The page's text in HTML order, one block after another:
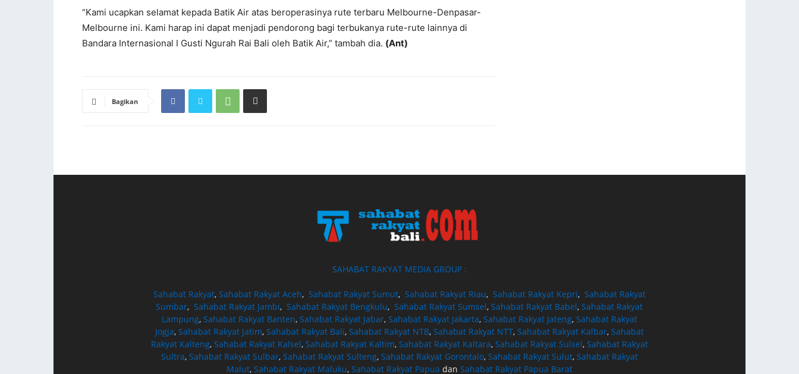
“Kami ucapkan selamat kepada Batik Air atas beroperasinya rute terbaru Melbourne-Denpasar-
Melbourne ini. Kami harap ini dapat menjadi pendorong bagi terbukanya rute-rute lainnya di
Bandara Internasional I Gusti Ngurah Rai Bali oleh Batik Air,” tambah dia. (Ant)
Bagikan
SAHABAT RAKYAT MEDIA GROUP :
Sahabat Rakyat, Sahabat Rakyat Aceh, Sahabat Rakyat Sumut, Sahabat Rakyat Riau, Sahabat Rakyat Kepri, Sahabat Rakyat
Sumbar,Sahabat Rakyat Jambi,Sahabat Rakyat Bengkulu,Sahabat Rakyat Sumsel,Sahabat Rakyat Babel,Sahabat Rakyat
Lampung, Sahabat Rakyat Banten, Sahabat Rakyat Jabar, Sahabat Rakyat Jakarta, Sahabat Rakyat Jateng, Sahabat Rakyat
Jogja, Sahabat Rakyat Jatim, Sahabat Rakyat Bali, Sahabat Rakyat NTB, Sahabat Rakyat NTT, Sahabat Rakyat Kalbar, Sahabat
Rakyat Kalteng, Sahabat Rakyat Kalsel, Sahabat Rakyat Kaltim, Sahabat Rakyat Kaltara, Sahabat Rakyat Sulsel, Sahabat Rakyat
Sultra, Sahabat Rakyat Sulbar, Sahabat Rakyat Sulteng, Sahabat Rakyat Gorontalo, Sahabat Rakyat Sulut, Sahabat Rakyat
Malut, Sahabat Rakyat Maluku, Sahabat Rakyat Papua dan Sahabat Rakyat Papua Barat